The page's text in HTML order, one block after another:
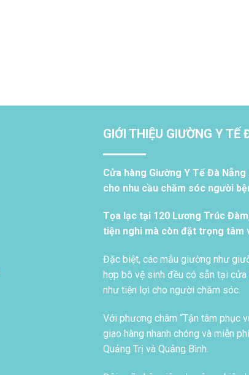
GIỚI THIỆU GIƯỜNG Y TẾ
Cửa hàng Giường Y Tế Đà
cho nhu cầu chăm sóc người
Tọa lạc tại 120 Lương Trúc
tiện nghi mà còn đặt trọng tâm
Đặc biệt, các mẫu giường như
hợp bô vệ sinh đều có sẵn tại
như tiện lợi cho người chăm sóc.
Với phương châm “Tận tâm phục
giao hàng nhanh chóng và miễn
Quảng Trị và Quảng Bình.